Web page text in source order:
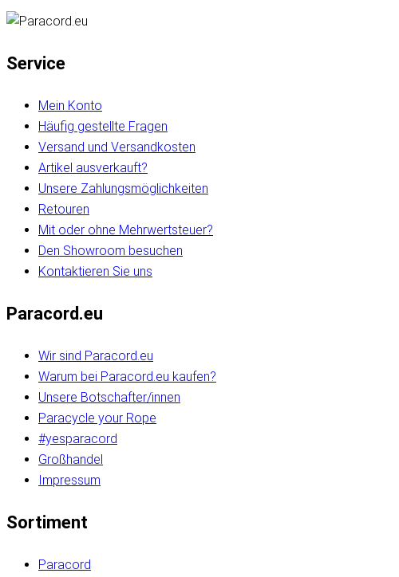
Service
Mein Konto
Häufig gestellte Fragen
Versand und Versandkosten
Artikel ausverkauft?
Unsere Zahlungsmöglichkeiten
Retouren
Mit oder ohne Mehrwertsteuer?
Den Showroom besuchen
Kontaktieren Sie uns
Paracord.eu
Wir sind Paracord.eu
Warum bei Paracord.eu kaufen?
Unsere Botschafter/innen
Paracycle your Rope
#yesparacord
Großhandel
Impressum
Sortiment
Paracord